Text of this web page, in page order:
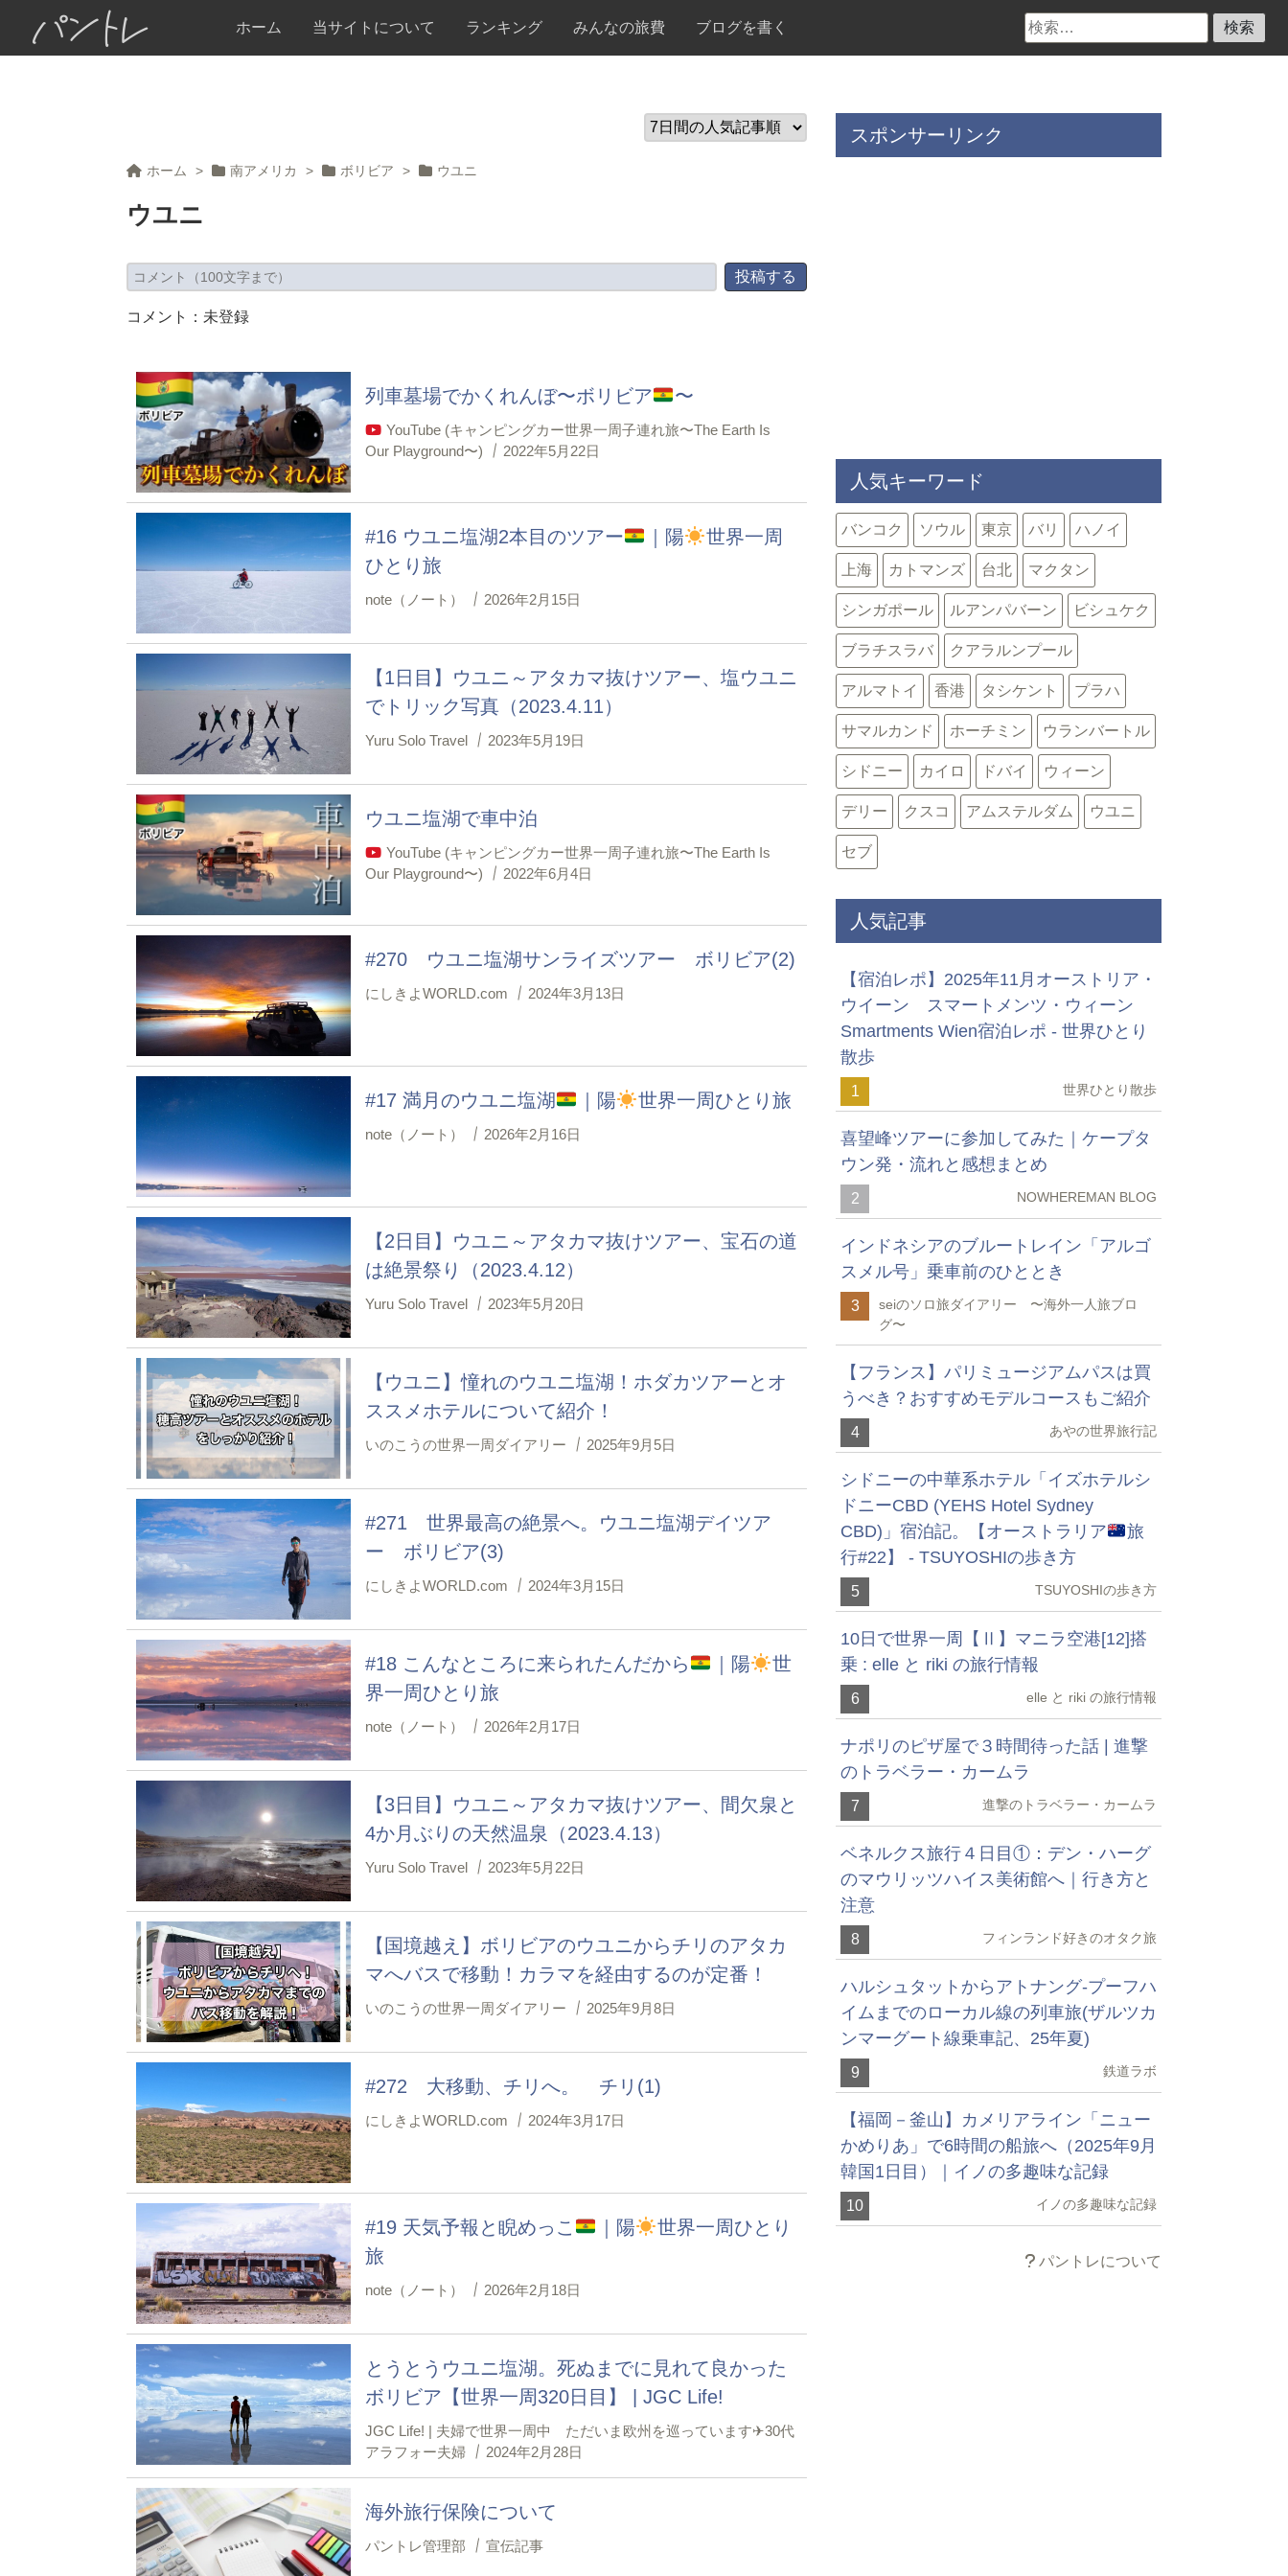
パントレ
検
索:
ホーム 当サイトについて ランキング みんなの旅費 ブログを書く
ホーム > 南アメリカ > ボリビア > ウユニ
ウユニ
コメント：未登録
列車墓場でかくれんぼ〜ボリビア 〜
YouTube (キャンピングカー世界一周子連れ旅〜The Earth Is
Our Playground〜)
2022年5月22日
#16 ウユニ塩湖2本目のツアー ｜陽
世界一周
ひとり旅
note（ノート） 2026年2月15日
【1日目】ウユニ～アタカマ抜けツアー、塩ウユニ
でトリック写真（2023.4.11）
Yuru Solo Travel 2023年5月19日
ウユニ塩湖で車中泊
YouTube (キャンピングカー世界一周子連れ旅〜The Earth Is
Our Playground〜)
2022年6月4日
#270 ウユニ塩湖サンライズツアー ボリビア(2)
にしきよWORLD.com 2024年3月13日
#17 満月のウユニ塩湖 ｜陽 世界一周ひとり旅
note（ノート） 2026年2月16日
【2日目】ウユニ～アタカマ抜けツアー、宝石の道
は絶景祭り（2023.4.12）
Yuru Solo Travel 2023年5月20日
【ウユニ】憧れのウユニ塩湖！ホダカツアーとオ
ススメホテルについて紹介！
いのこうの世界一周ダイアリー 2025年9月5日
#271 世界最高の絶景へ。ウユニ塩湖デイツア
ー ボリビア(3)
にしきよWORLD.com 2024年3月15日
#18 こんなところに来られたんだから ｜陽
世
界一周ひとり旅
note（ノート） 2026年2月17日
【3日目】ウユニ～アタカマ抜けツアー、間欠泉と
4か月ぶりの天然温泉（2023.4.13）
Yuru Solo Travel 2023年5月22日
【国境越え】ボリビアのウユニからチリのアタカ
マへバスで移動！カラマを経由するのが定番！
いのこうの世界一周ダイアリー 2025年9月8日
#272 大移動、チリへ。 チリ(1)
にしきよWORLD.com 2024年3月17日
#19 天気予報と睨めっこ ｜陽
世界一周ひとり
旅
note（ノート） 2026年2月18日
とうとうウユニ塩湖。死ぬまでに見れて良かった
ボリビア【世界一周320日目】 | JGC Life!
JGC Life! | 夫婦で世界一周中 ただいま欧州を巡っています✈︎30代
アラフォー夫婦
2024年2月28日
海外旅行保険について
パントレ管理部 宣伝記事
スポンサーリンク
人気キーワード
バンコク ソウル 東京 バリ ハノイ
上海 カトマンズ 台北 マクタン
シンガポール ルアンパバーン ビシュケク
ブラチスラバ クアラルンプール
アルマトイ 香港 タシケント プラハ
サマルカンド ホーチミン ウランバートル
シドニー カイロ ドバイ ウィーン
デリー クスコ アムステルダム ウユニ
セブ
人気記事
【宿泊レポ】2025年11月オーストリア・
ウイーン スマートメンツ・ウィーン
Smartments Wien宿泊レポ - 世界ひとり
散歩
1 世界ひとり散歩
喜望峰ツアーに参加してみた｜ケープタ
ウン発・流れと感想まとめ
2 NOWHEREMAN BLOG
インドネシアのブルートレイン「アルゴ
スメル号」乗車前のひととき
3
seiのソロ旅ダイアリー 〜海外一人旅ブロ
グ〜
【フランス】パリミュージアムパスは買
うべき？おすすめモデルコースもご紹介
4 あやの世界旅行記
シドニーの中華系ホテル「イズホテルシ
ドニーCBD (YEHS Hotel Sydney
CBD)」宿泊記。【オーストラリア
旅
行#22】 - TSUYOSHIの歩き方
5 TSUYOSHIの歩き方
10日で世界一周【Ⅱ】マニラ空港[12]搭
乗 : elle と riki の旅行情報
6 elle と riki の旅行情報
ナポリのピザ屋で３時間待った話 | 進撃
のトラベラー・カームラ
7 進撃のトラベラー・カームラ
ベネルクス旅行４日目①：デン・ハーグ
のマウリッツハイス美術館へ｜行き方と
注意
8 フィンランド好きのオタク旅
ハルシュタットからアトナング-プーフハ
イムまでのローカル線の列車旅(ザルツカ
ンマーグート線乗車記、25年夏)
9 鉄道ラボ
【福岡－釜山】カメリアライン「ニュー
かめりあ」で6時間の船旅へ（2025年9月
韓国1日目）｜イノの多趣味な記録
10 イノの多趣味な記録
パントレについて